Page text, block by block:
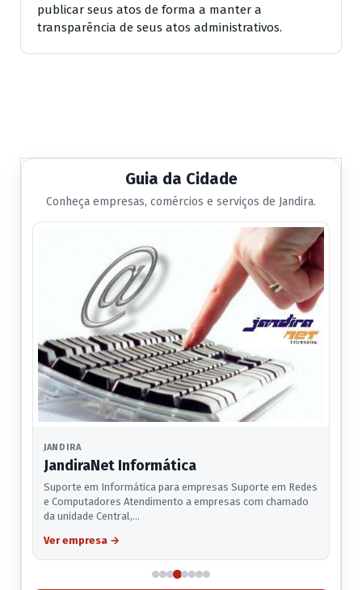
publicar seus atos de forma a manter a
transparência de seus atos administrativos.
Guia da Cidade
Conheça empresas, comércios e serviços de Jandira.
JANDIRA
JandiraNet Informática
Suporte em Informática para empresas Suporte em Redes
e Computadores Atendimento a empresas com chamado
da unidade Central,…
Ver empresa →